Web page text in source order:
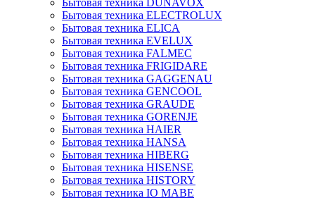
Бытовая техника DUNAVOX
Бытовая техника ELECTROLUX
Бытовая техника ELICA
Бытовая техника EVELUX
Бытовая техника FALMEC
Бытовая техника FRIGIDARE
Бытовая техника GAGGENAU
Бытовая техника GENCOOL
Бытовая техника GRAUDE
Бытовая техника GORENJE
Бытовая техника HAIER
Бытовая техника HANSA
Бытовая техника HIBERG
Бытовая техника HISENSE
Бытовая техника HISTORY
Бытовая техника IO MABE